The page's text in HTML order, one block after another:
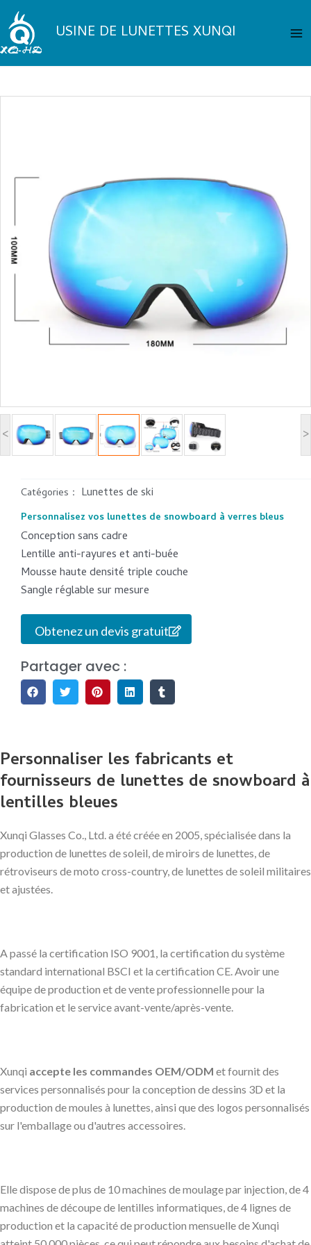
Aller
au
contenu USINE DE LUNETTES XUNQI
< >
Catégories： Lunettes de ski
Personnalisez vos lunettes de snowboard à verres bleus
Conception sans cadre
Lentille anti-rayures et anti-buée
Mousse haute densité triple couche
Sangle réglable sur mesure
Obtenez un devis gratuit
Partager avec :
Personnaliser les fabricants et
fournisseurs de lunettes de snowboard à
lentilles bleues
Xunqi Glasses Co., Ltd. a été créée en 2005, spécialisée dans la
production de lunettes de soleil, de miroirs de lunettes, de
rétroviseurs de moto cross-country, de lunettes de soleil militaires
et ajustées.
A passé la certification ISO 9001, la certification du système
standard international BSCI et la certification CE. Avoir une
équipe de production et de vente professionnelle pour la
fabrication et le service avant-vente/après-vente.
Xunqi accepte les commandes OEM/ODM et fournit des
services personnalisés pour la conception de dessins 3D et la
production de moules à lunettes, ainsi que des logos personnalisés
sur l'emballage ou d'autres accessoires.
Elle dispose de plus de 10 machines de moulage par injection, de 4
machines de découpe de lentilles informatiques, de 4 lignes de
production et la capacité de production mensuelle de Xunqi